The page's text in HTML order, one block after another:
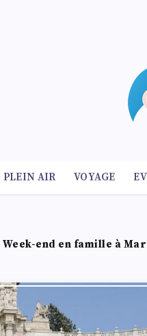
PLEIN AIR VOYAGE
Week-end en famille à